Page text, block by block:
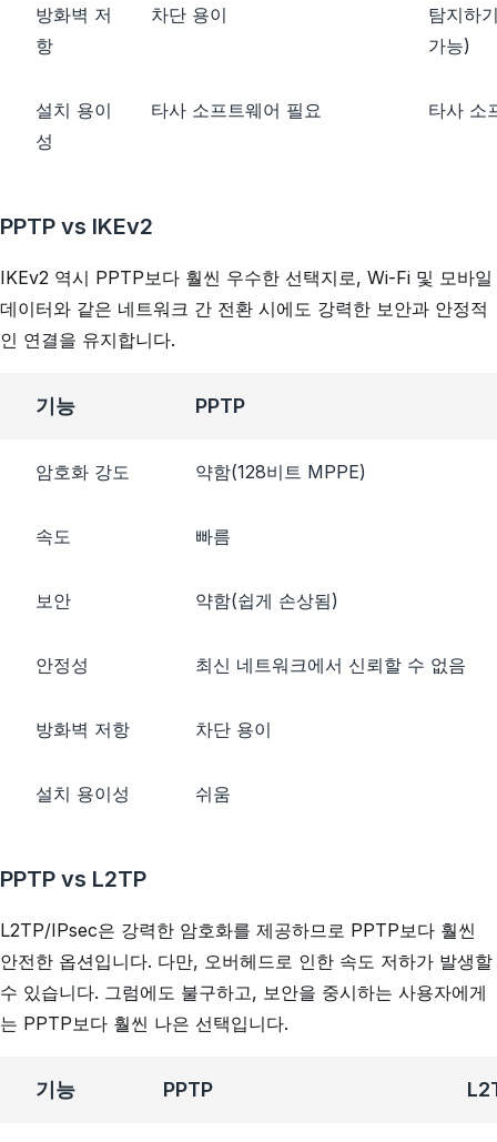
방화벽 저
항
차단 용이
탐지하
가능)
설치 용이
성
타사 소프트웨어 필요 타사 소
PPTP vs IKEv2
IKEv2 역시 PPTP보다 훨씬 우수한 선택지로, Wi-Fi 및 모바일
데이터와 같은 네트워크 간 전환 시에도 강력한 보안과 안정적
인 연결을 유지합니다.
기능 PPTP
암호화 강도 약함(128비트 MPPE)
속도 빠름
보안 약함(쉽게 손상됨)
안정성 최신 네트워크에서 신뢰할 수 없음
방화벽 저항 차단 용이
설치 용이성 쉬움
PPTP vs L2TP
L2TP/IPsec은 강력한 암호화를 제공하므로 PPTP보다 훨씬
안전한 옵션입니다. 다만, 오버헤드로 인한 속도 저하가 발생할
수 있습니다. 그럼에도 불구하고, 보안을 중시하는 사용자에게
는 PPTP보다 훨씬 나은 선택입니다.
기능 PPTP